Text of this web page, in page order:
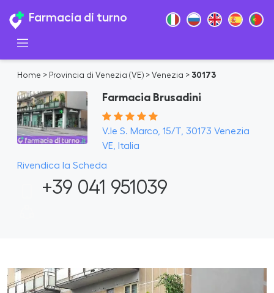
Farmacia di turno
Home > Provincia di Venezia (VE) > Venezia > 30173
Farmacia Brusadini
V.le S. Marco, 15/T, 30173 Venezia
VE, Italia
Rivendica la Scheda
+39 041 951039